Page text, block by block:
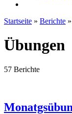
Startseite » Berichte »
Übungen
57 Berichte